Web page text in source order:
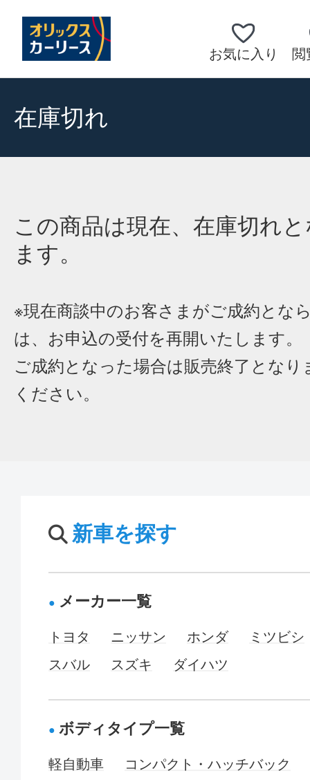
お気に入り 閲
在庫切れ
この商品は現在、在庫切れ
ます。
※現在商談中のお客さまがご成約とな
は、お申込の受付を再開いたします。
ご成約となった場合は販売終了となり
ください。
新車を探す
メーカー一覧
トヨタ ニッサン ホンダ
ミツビシ
スバル
スズキ ダイハツ
ボディタイプ一覧
軽自動車
コンパクト・ハッチバック